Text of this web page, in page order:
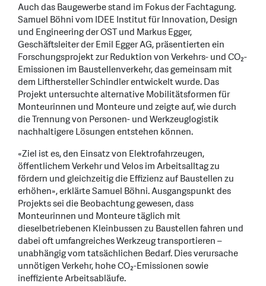
Auch das Baugewerbe stand im Fokus der Fachtagung.
Samuel Böhni vom IDEE Institut für Innovation, Design
und Engineering der OST und Markus Egger,
Geschäftsleiter der Emil Egger AG, präsentierten ein
Forschungsprojekt zur Reduktion von Verkehrs- und CO₂-
Emissionen im Baustellenverkehr, das gemeinsam mit
dem Lifthersteller Schindler entwickelt wurde. Das
Projekt untersuchte alternative Mobilitätsformen für
Monteurinnen und Monteure und zeigte auf, wie durch
die Trennung von Personen- und Werkzeuglogistik
nachhaltigere Lösungen entstehen können.
«Ziel ist es, den Einsatz von Elektrofahrzeugen,
öffentlichem Verkehr und Velos im Arbeitsalltag zu
fördern und gleichzeitig die Effizienz auf Baustellen zu
erhöhen», erklärte Samuel Böhni. Ausgangspunkt des
Projekts sei die Beobachtung gewesen, dass
Monteurinnen und Monteure täglich mit
dieselbetriebenen Kleinbussen zu Baustellen fahren und
dabei oft umfangreiches Werkzeug transportieren –
unabhängig vom tatsächlichen Bedarf. Dies verursache
unnötigen Verkehr, hohe CO₂-Emissionen sowie
ineffiziente Arbeitsabläufe.